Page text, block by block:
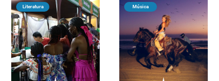
Literatura Música